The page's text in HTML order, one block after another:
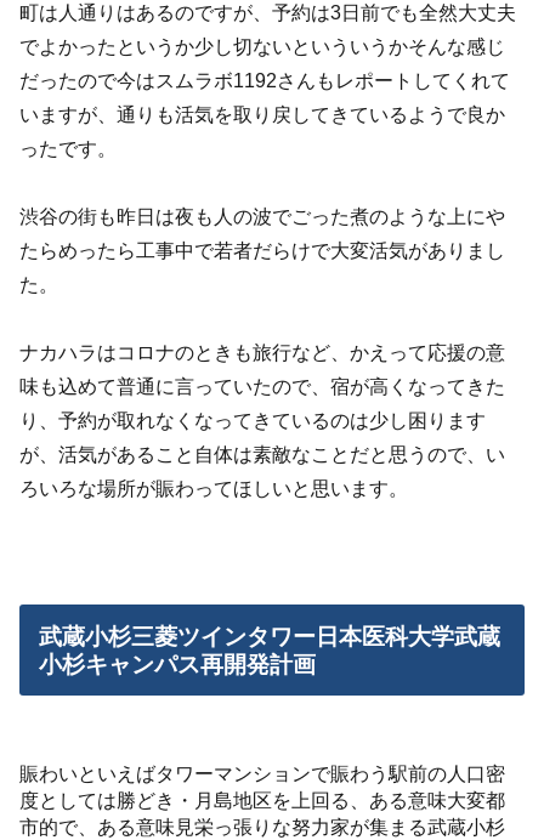
町は人通りはあるのですが、予約は3日前でも全然大丈夫
でよかったというか少し切ないといういうかそんな感じ
だったので今はスムラボ1192さんもレポートしてくれて
いますが、通りも活気を取り戻してきているようで良か
ったです。
渋谷の街も昨日は夜も人の波でごった煮のような上にや
たらめったら工事中で若者だらけで大変活気がありまし
た。
ナカハラはコロナのときも旅行など、かえって応援の意
味も込めて普通に言っていたので、宿が高くなってきた
り、予約が取れなくなってきているのは少し困ります
が、活気があること自体は素敵なことだと思うので、い
ろいろな場所が賑わってほしいと思います。
武蔵小杉三菱ツインタワー日本医科大学武蔵
小杉キャンパス再開発計画
賑わいといえばタワーマンションで賑わう駅前の人口密
度としては勝どき・月島地区を上回る、ある意味大変都
市的で、ある意味見栄っ張りな努力家が集まる武蔵小杉